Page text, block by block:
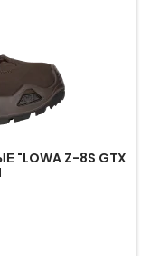
Z-8S GTX